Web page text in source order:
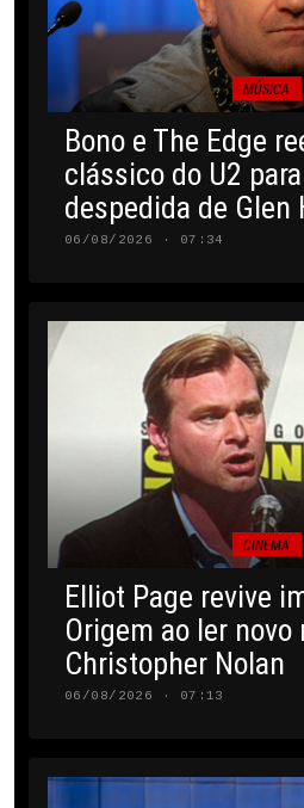
MÚSICA
Bono e The Edge
clássico do U2
despedida de Glen
06/08/2026 · 07:34
CINEMA
Elliot Page revive
Origem ao ler novo
Christopher Nolan
06/08/2026 · 07:13